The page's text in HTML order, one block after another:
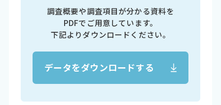
調査概要や調査項目が分かる資料を
PDFでご用意しています。
下記よりダウンロードください。
データをダウンロードする